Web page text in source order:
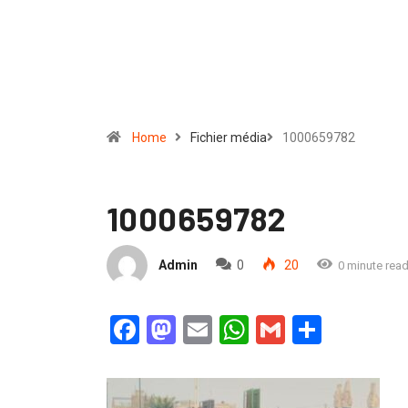
Home Fichier média 1000659782
1000659782
Admin 0 20 0 minute read
Facebook
Mastodon
EmailWhatsApp
Gmail